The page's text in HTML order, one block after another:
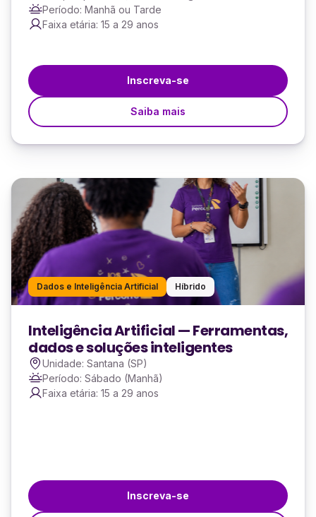
Período: Manhã ou Tarde
Faixa etária: 15 a 29 anos
Inscreva-se
Saiba mais
Dados e Inteligência Artificial Híbrido
Inteligência Artificial — Ferramentas,
dados e soluções inteligentes
Unidade: Santana (SP)
Período: Sábado (Manhã)
Faixa etária: 15 a 29 anos
Inscreva-se